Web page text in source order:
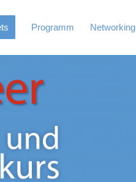
Programm Networking